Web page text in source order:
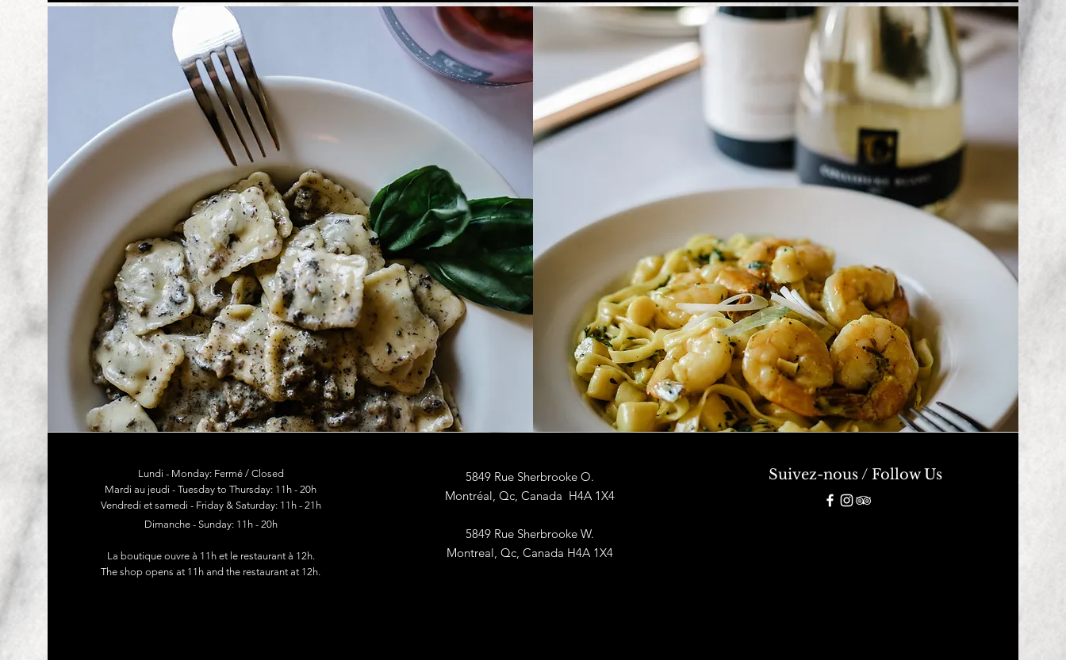
Lundi - Monday: Fermé / Closed
Mardi au jeudi - Tuesday to Thursday: 11h - 20h
Vendredi et samedi - Friday & Saturday: 11h - 21h
Dimanche - Sunday: 11h - 20h
La boutique ouvre à 11h et le restaurant à 12h.
The shop opens at 11h and the restaurant at 12h.
5849 Rue Sherbrooke O.
Montréal, Qc, Canada H4A 1X4
5849 Rue Sherbrooke W.
Montreal, Qc, Canada H4A 1X4
Suivez-nous / Follow Us